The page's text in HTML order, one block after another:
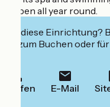
open all year round.
Sie diese Einrichtung?
zum Buchen oder
Anrufen E-Mail